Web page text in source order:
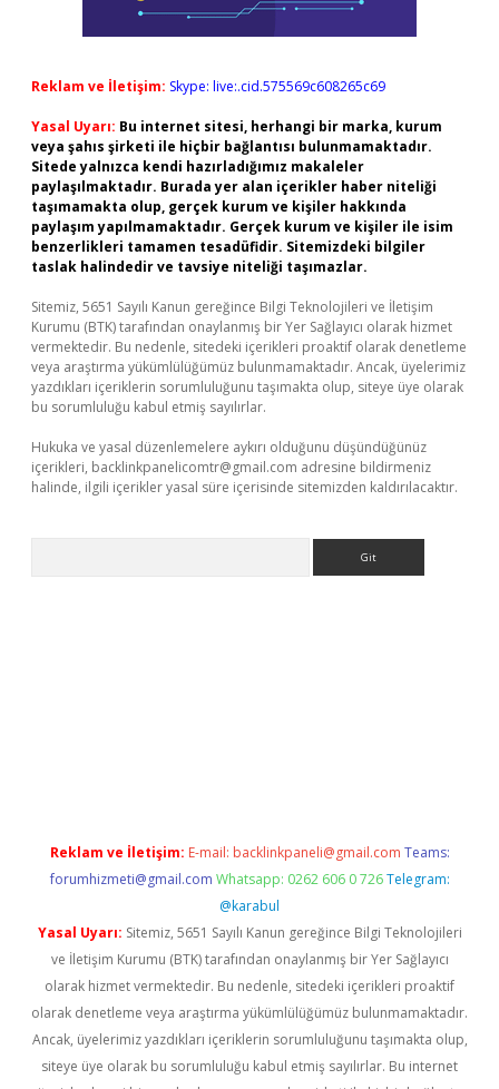
Reklam ve İletişim: Skype: live:.cid.575569c608265c69
Yasal Uyarı: Bu internet sitesi, herhangi bir marka, kurum
veya şahıs şirketi ile hiçbir bağlantısı bulunmamaktadır.
Sitede yalnızca kendi hazırladığımız makaleler
paylaşılmaktadır. Burada yer alan içerikler haber niteliği
taşımamakta olup, gerçek kurum ve kişiler hakkında
paylaşım yapılmamaktadır. Gerçek kurum ve kişiler ile isim
benzerlikleri tamamen tesadüfidir. Sitemizdeki bilgiler
taslak halindedir ve tavsiye niteliği taşımazlar.
Sitemiz, 5651 Sayılı Kanun gereğince Bilgi Teknolojileri ve İletişim
Kurumu (BTK) tarafından onaylanmış bir Yer Sağlayıcı olarak hizmet
vermektedir. Bu nedenle, sitedeki içerikleri proaktif olarak denetleme
veya araştırma yükümlülüğümüz bulunmamaktadır. Ancak, üyelerimiz
yazdıkları içeriklerin sorumluluğunu taşımakta olup, siteye üye olarak
bu sorumluluğu kabul etmiş sayılırlar.
Hukuka ve yasal düzenlemelere aykırı olduğunu düşündüğünüz
içerikleri, backlinkpanelicomtr@gmail.com adresine bildirmeniz
halinde, ilgili içerikler yasal süre içerisinde sitemizden kaldırılacaktır.
Reklam ve İletişim: E-mail: backlinkpaneli@gmail.com Teams:
forumhizmeti@gmail.com Whatsapp: 0262 606 0 726 Telegram:
@karabul
Yasal Uyarı: Sitemiz, 5651 Sayılı Kanun gereğince Bilgi Teknolojileri
ve İletişim Kurumu (BTK) tarafından onaylanmış bir Yer Sağlayıcı
olarak hizmet vermektedir. Bu nedenle, sitedeki içerikleri proaktif
olarak denetleme veya araştırma yükümlülüğümüz bulunmamaktadır.
Ancak, üyelerimiz yazdıkları içeriklerin sorumluluğunu taşımakta olup,
siteye üye olarak bu sorumluluğu kabul etmiş sayılırlar. Bu internet